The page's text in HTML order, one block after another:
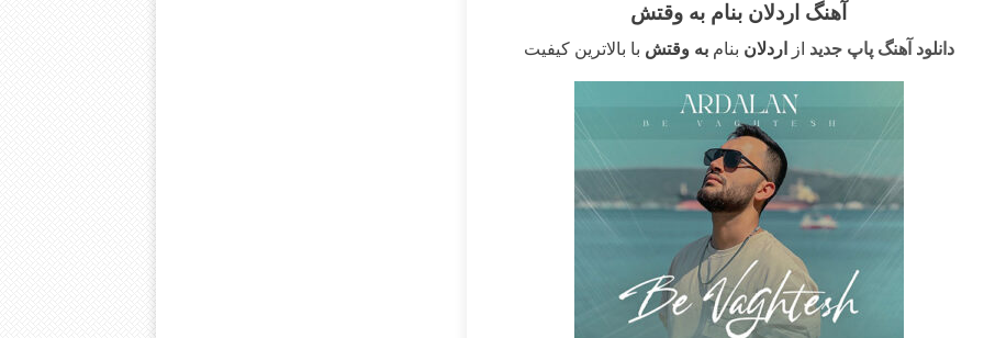
آهنگ اردلان بنام به وقتش
دانلود آهنگ پاپ جدید از اردلان بنامبه وقتش با بالاترین کیفیت